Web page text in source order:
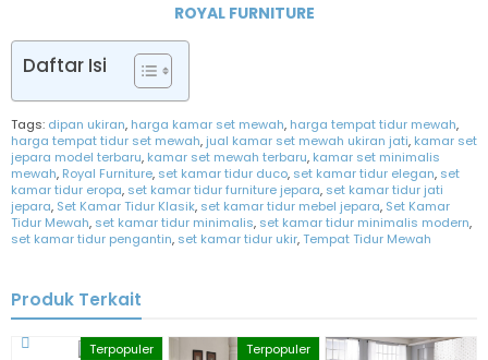
ROYAL FURNITURE
Daftar Isi
Tags: dipan ukiran, harga kamar set mewah, harga tempat tidur mewah,
harga tempat tidur set mewah, jual kamar set mewah ukiran jati, kamar set
jepara model terbaru, kamar set mewah terbaru, kamar set minimalis
mewah, Royal Furniture, set kamar tidur duco, set kamar tidur elegan, set
kamar tidur eropa, set kamar tidur furniture jepara, set kamar tidur jati
jepara, Set Kamar Tidur Klasik, set kamar tidur mebel jepara, Set Kamar
Tidur Mewah, set kamar tidur minimalis, set kamar tidur minimalis modern,
set kamar tidur pengantin, set kamar tidur ukir,Tempat Tidur Mewah
Produk Terkait
Terpopuler Terpopuler